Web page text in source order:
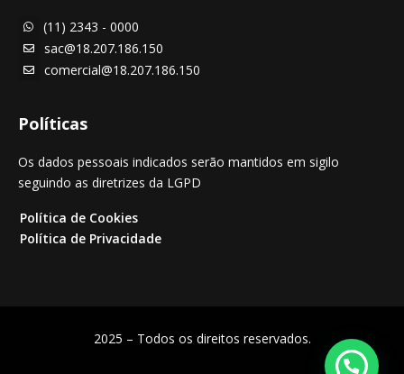
 (11) 2343 - 0000
 sac@18.207.186.150
 comercial@18.207.186.150
Políticas
Os dados pessoais indicados serão mantidos em sigilo
seguindo as diretrizes da LGPD
Política de Cookies
Política de Privacidade
2025 – Todos os direitos reservados.